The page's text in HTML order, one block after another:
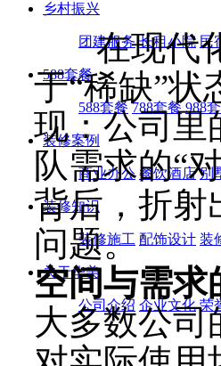
乡村振兴
团建服务 长租小院 民
588套餐
588套餐 788套餐 988
装修案例
商业办公 餐饮酒店 别
装修知识
装修施工 配饰设计 装
关于华美
公司介绍 企业文化 荣
在现代化
于“稀缺”状
现：公司里
队需求的“
背后，折射
问题。
空间与需求
大多数公司